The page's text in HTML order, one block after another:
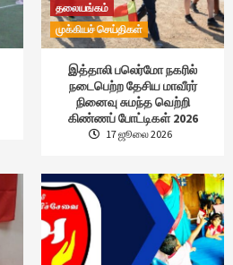
தலையங்கம்
முக்கியச் செய்திகள்
இத்தாலி பலெர்மோ நகரில்
நடைபெற்ற தேசிய மாவீரர்
நினைவு சுமந்த வெற்றி
கிண்ணப் போட்டிகள் 2026
17 ஜூலை 2026